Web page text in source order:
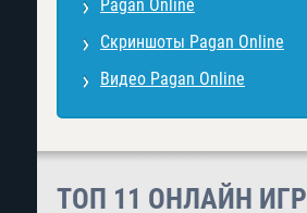
Pagan Online
Скриншоты Pagan Online
Видео Pagan Online
ТОП 11 ОНЛАЙН ИГР